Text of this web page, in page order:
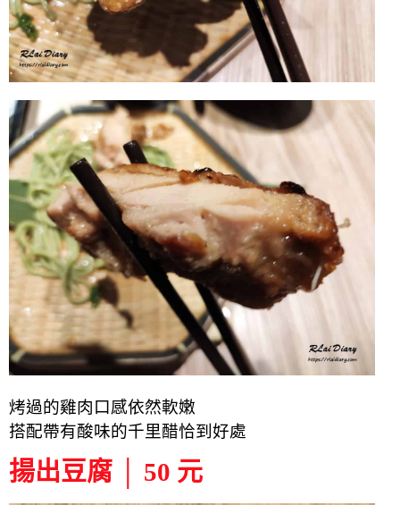
烤過的雞肉口感依然軟嫩
搭配帶有酸味的千里醋恰到好處
揚出豆腐 │ 50 元